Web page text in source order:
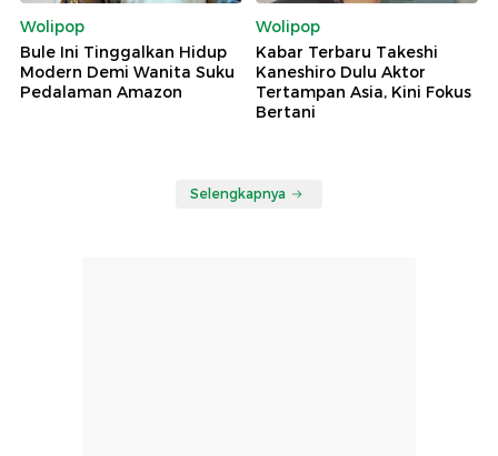
Wolipop
Bule Ini Tinggalkan Hidup
Modern Demi Wanita Suku
Pedalaman Amazon
Wolipop
Kabar Terbaru Takeshi
Kaneshiro Dulu Aktor
Tertampan Asia, Kini Fokus
Bertani
Selengkapnya